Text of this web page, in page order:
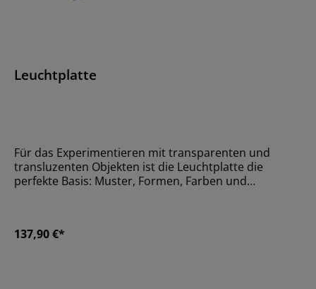
Leuchtplatte
Für das Experimentieren mit transparenten und
transluzenten Objekten ist die Leuchtplatte die
perfekte Basis: Muster, Formen, Farben und
137,90 €*